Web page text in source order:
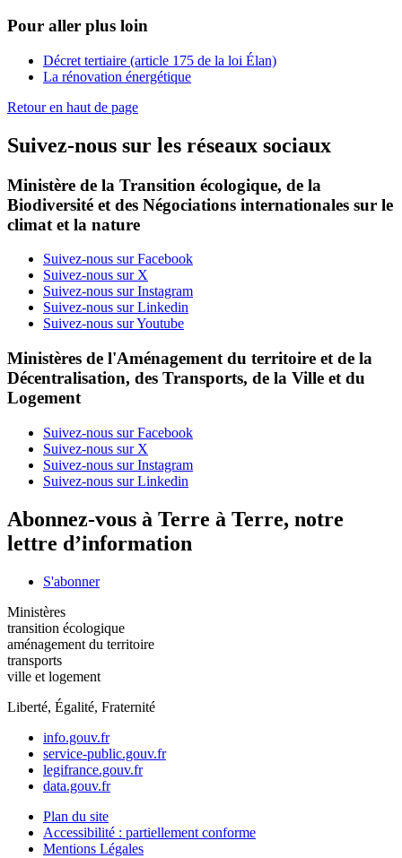
Pour aller plus loin
Décret tertiaire (article 175 de la loi Élan)
La rénovation énergétique
Retour en haut de page
Suivez-nous sur les réseaux sociaux
Ministère de la Transition écologique, de la
Biodiversité et des Négociations internationales sur le
climat et la nature
Suivez-nous sur Facebook
Suivez-nous sur X
Suivez-nous sur Instagram
Suivez-nous sur Linkedin
Suivez-nous sur Youtube
Ministères de l'Aménagement du territoire et de la
Décentralisation, des Transports, de la Ville et du
Logement
Suivez-nous sur Facebook
Suivez-nous sur X
Suivez-nous sur Instagram
Suivez-nous sur Linkedin
Abonnez-vous à Terre à Terre, notre
lettre d’information
S'abonner
Ministères
transition écologique
aménagement du territoire
transports
ville et logement
Liberté, Égalité, Fraternité
info.gouv.fr
service-public.gouv.fr
legifrance.gouv.fr
data.gouv.fr
Plan du site
Accessibilité : partiellement conforme
Mentions Légales